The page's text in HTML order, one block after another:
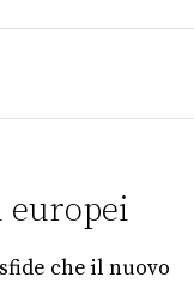
che il nuovo